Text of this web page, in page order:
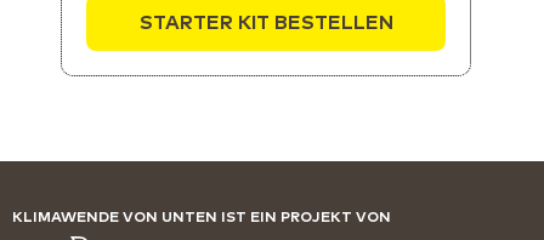
STARTER KIT BESTELLEN
KLIMAWENDE VON UNTEN IST EIN PROJEKT VON